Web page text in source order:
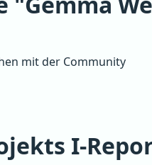
mit der Community
I-